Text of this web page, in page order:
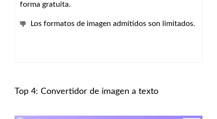
forma gratuita.
Los formatos de imagen admitidos son limitados.
Top 4: Convertidor de imagen a texto